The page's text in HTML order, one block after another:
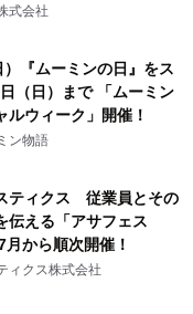
式会社
『ムーミンの日』をス
（日）まで 「ムーミン
ルウィーク」開催！
ン物語
ティクス 従業員とその
伝える「アサフェス
から順次開催！
ィクス株式会社